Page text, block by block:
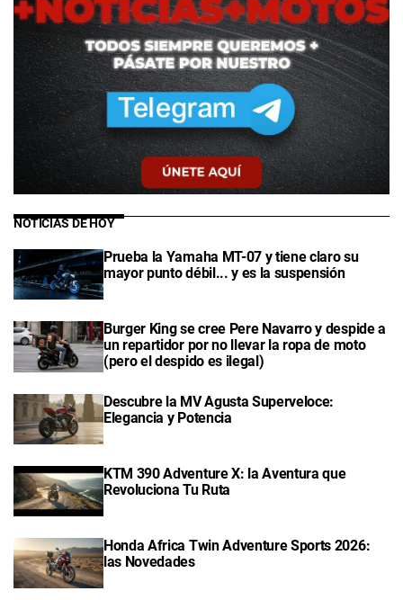
NOTICIAS DE HOY
Prueba la Yamaha MT-07 y tiene claro su
mayor punto débil... y es la suspensión
Burger King se cree Pere Navarro y despide a
un repartidor por no llevar la ropa de moto
(pero el despido es ilegal)
Descubre la MV Agusta Superveloce:
Elegancia y Potencia
KTM 390 Adventure X: la Aventura que
Revoluciona Tu Ruta
Honda Africa Twin Adventure Sports 2026:
las Novedades